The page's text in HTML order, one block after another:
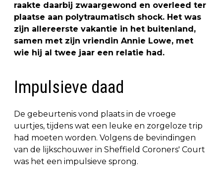
raakte daarbij zwaargewond en overleed ter
plaatse aan polytraumatisch shock. Het was
zijn allereerste vakantie in het buitenland,
samen met zijn vriendin Annie Lowe, met
wie hij al twee jaar een relatie had.
Impulsieve daad
De gebeurtenis vond plaats in de vroege
uurtjes, tijdens wat een leuke en zorgeloze trip
had moeten worden. Volgens de bevindingen
van de lijkschouwer in Sheffield Coroners' Court
was het een impulsieve sprong.